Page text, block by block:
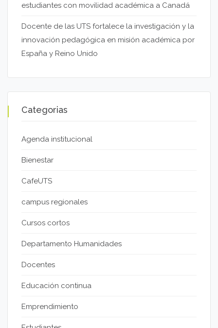
estudiantes con movilidad académica a Canadá
Docente de las UTS fortalece la investigación y la
innovación pedagógica en misión académica por
España y Reino Unido
Categorias
Agenda institucional
Bienestar
CafeUTS
campus regionales
Cursos cortos
Departamento Humanidades
Docentes
Educación continua
Emprendimiento